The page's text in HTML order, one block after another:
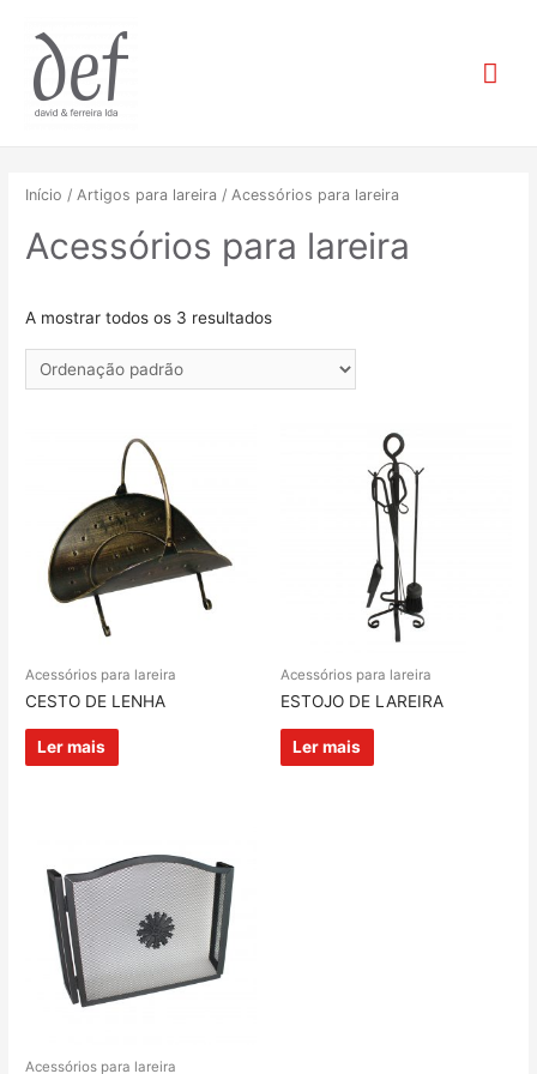
Início /Artigos para lareira / Acessórios para lareira
Acessórios para lareira
A mostrar todos os 3 resultados
Acessórios para lareira
CESTO DE LENHA
Ler mais
Acessórios para lareira
ESTOJO DE LAREIRA
Ler mais
Acessórios para lareira